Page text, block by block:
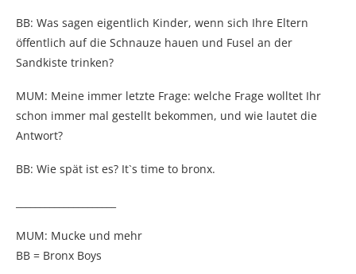
BB: Was sagen eigentlich Kinder, wenn sich Ihre Eltern
öffentlich auf die Schnauze hauen und Fusel an der
Sandkiste trinken?
MUM: Meine immer letzte Frage: welche Frage wolltet Ihr
schon immer mal gestellt bekommen, und wie lautet die
Antwort?
BB: Wie spät ist es? It`s time to bronx.
MUM: Mucke und mehr
BB = Bronx Boys